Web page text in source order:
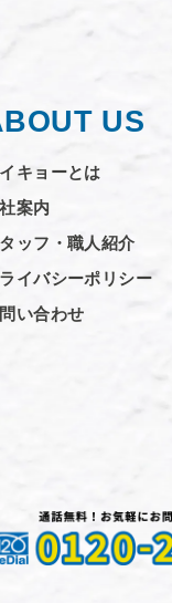
US
キョーとは
案内
ッフ・職人紹介
イバシーポリシー
い合わせ